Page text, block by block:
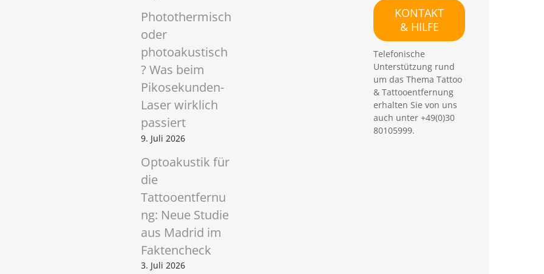
Photothermisch
oder
photoakustisch
? Was beim
Pikosekunden-
Laser wirklich
passiert
9. Juli 2026
Optoakustik für
die
Tattooentfernu
ng: Neue Studie
aus Madrid im
Faktencheck
3. Juli 2026
KONTAKT
& HILFE
Telefonische
Unterstützung rund
um das Thema Tattoo
& Tattooentfernung
erhalten Sie von uns
auch unter +49(0)30
80105999.